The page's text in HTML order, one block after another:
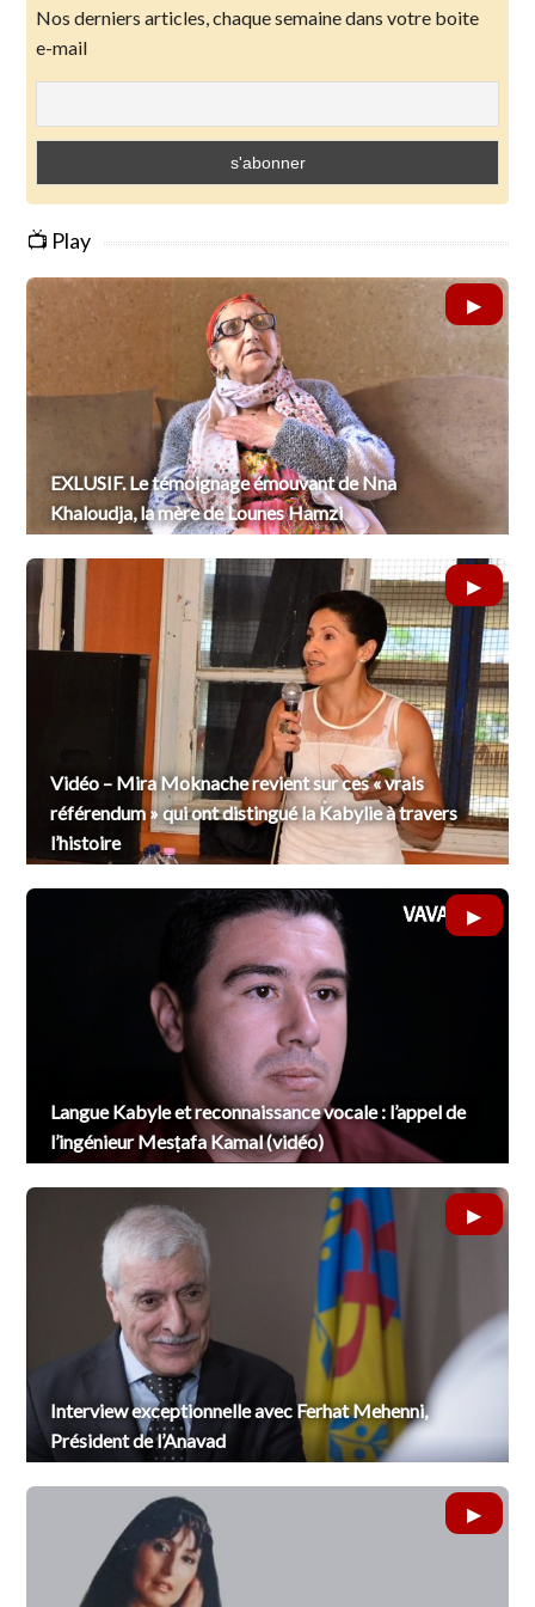
Nos derniers articles, chaque semaine dans votre boite
e-mail
📺 Play
EXLUSIF. Le témoignage émouvant de Nna
Khaloudja, la mère de Lounes Hamzi
Vidéo – Mira Moknache revient sur ces « vrais
référendum » qui ont distingué la Kabylie à travers
l’histoire
Langue Kabyle et reconnaissance vocale : l’appel de
l’ingénieur Mesṭafa Kamal (vidéo)
Interview exceptionnelle avec Ferhat Mehenni,
Président de l’Anavad